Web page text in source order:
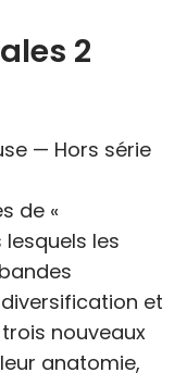
2
— Hors série
de «
les
et
nouveaux
anatomie,